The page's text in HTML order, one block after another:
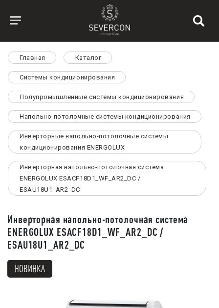
Главная Каталог
Системы кондиционирования
Полупромышленные системы кондиционирования
Напольно-потолочные системы кондиционирования
Инверторные напольно-потолочные системы
кондиционирования ENERGOLUX
Инверторная напольно-потолочная система
ENERGOLUX ESACF18D1_WF_AR2_DC /
ESAU18U1_AR2_DC
Инверторная напольно-потолочная система
ENERGOLUX ESACF18D1_WF_AR2_DC /
ESAU18U1_AR2_DC
НОВИНКА